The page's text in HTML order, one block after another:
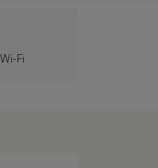
Wi-Fi